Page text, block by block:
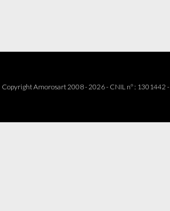
Copyright Amorosart 2008 - 2026 - CNIL n° : 1301442 -